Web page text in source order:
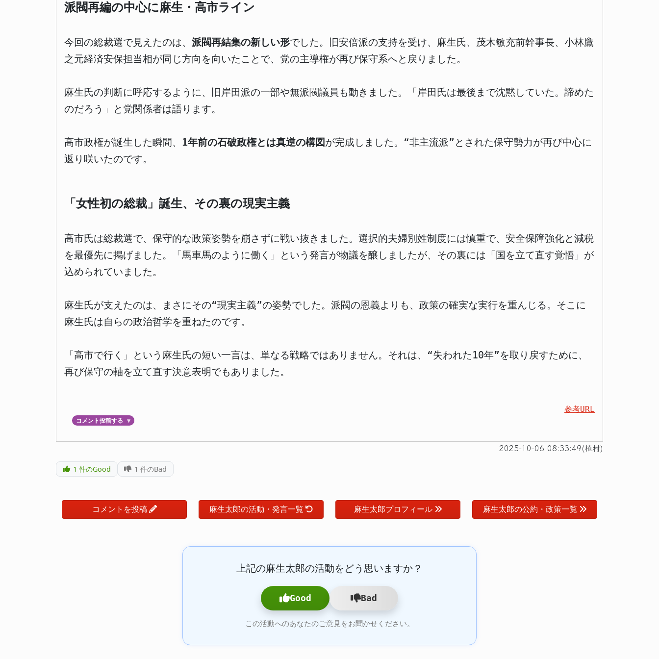
派閥再編の中心に麻生・高市ライン
今回の総裁選で見えたのは、 派閥再結集の新しい形でした。旧安倍派の支持を受け、麻生氏、茂木敏充前幹事長、小林鷹
之元経済安保担当相が同じ方向を向いたことで、党の主導権が再び保守系へと戻りました。
麻生氏の判断に呼応するように、旧岸田派の一部や無派閥議員も動きました。「岸田氏は最後まで沈黙していた。諦めた
のだろう」と党関係者は語ります。
高市政権が誕生した瞬間、 1年前の石破政権とは真逆の構図が完成しました。“非主流派”とされた保守勢力が再び中心に
返り咲いたのです。
「女性初の総裁」誕生、その裏の現実主義
高市氏は総裁選で、保守的な政策姿勢を崩さずに戦い抜きました。選択的夫婦別姓制度には慎重で、安全保障強化と減税
を最優先に掲げました。「馬車馬のように働く」という発言が物議を醸しましたが、その裏には「国を立て直す覚悟」が
込められていました。
麻生氏が支えたのは、まさにその“現実主義”の姿勢でした。派閥の恩義よりも、政策の確実な実行を重んじる。そこに
麻生氏は自らの政治哲学を重ねたのです。
「高市で行く」という麻生氏の短い一言は、単なる戦略ではありません。それは、“失われた10年”を取り戻すために、
再び保守の軸を立て直す決意表明でもありました。
参考URL
コメント投稿する ▼
2025-10-06 08:33:49(植村)
1 件のGood 1 件のBad
コメントを投稿 麻生太郎の活動・発言一覧 麻生太郎プロフィール 麻生太郎の公約・政策一覧
上記の麻生太郎の活動をどう思いますか？
Good Bad
この活動へのあなたのご意見をお聞かせください。